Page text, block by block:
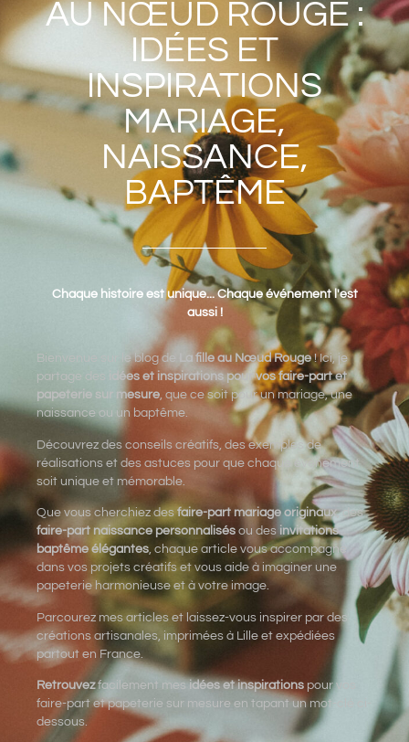
AU NŒUD ROUGE :
IDÉES ET
INSPIRATIONS
MARIAGE,
NAISSANCE,
BAPTÊME
Chaque histoire est unique... Chaque événement l'est
aussi !
Bienvenue sur le blog de La fille au Nœud Rouge! Ici, je
partage des
idées et inspirations pour vos faire-part et
papeterie sur mesure, que ce soit pour un mariage, une
naissance ou un baptême.
Découvrez des conseils créatifs, des exemples de
réalisations et des astuces pour que chaque événement
soit unique et mémorable.
Que vous cherchiez des faire-part mariage originaux, des
faire-part naissance personnalisés ou desinvitations
baptême élégantes, chaque article vous accompagne
dans vos projets créatifs et vous aide à imaginer une
papeterie harmonieuse et à votre image.
Parcourez mes articles et laissez-vous inspirer par des
créations artisanales, imprimées à Lille et expédiées
partout en France.
Retrouvezfacilement mesidées et inspirations pour vos
faire-part et papeterie sur mesure en tapant un mot-clé ci-
dessous.